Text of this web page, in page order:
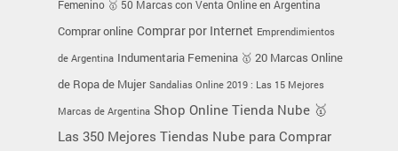
Femenino 🥇 50 Marcas con Venta Online en Argentina
Comprar online Comprar por Internet Emprendimientos
de Argentina Indumentaria Femenina 🥇 20 Marcas Online
de Ropa de Mujer Sandalias Online 2019 : Las 15 Mejores
Marcas de Argentina Shop Online Tienda Nube 🥇
Las 350 Mejores Tiendas Nube para Comprar